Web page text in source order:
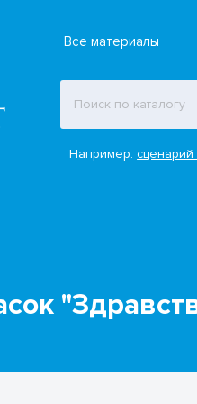
Все материалы
Например:сценарий